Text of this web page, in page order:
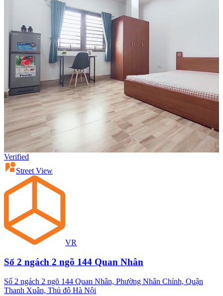
Verified
Street View
VR
Số 2 ngách 2 ngõ 144 Quan Nhân
Số 2 ngách 2 ngõ 144 Quan Nhân, Phường Nhân Chính, Quận
Thanh Xuân, Thủ đô Hà Nội